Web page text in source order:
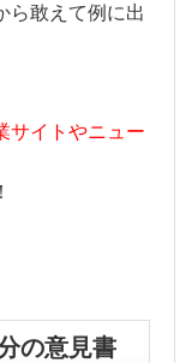
ら敢えて例に出
サイトやニュー
の意見書